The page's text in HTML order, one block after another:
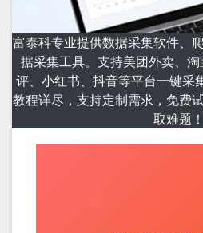
富泰科专业提供数据采集软件、
据采集工具。支持美团外卖、
评、小红书、抖音等平台一键采
教程详尽，支持定制需求，免费
取难题！